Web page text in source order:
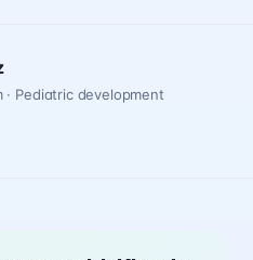
Pediatric development